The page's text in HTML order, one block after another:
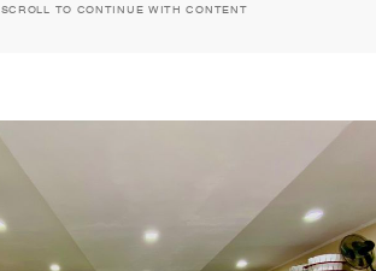
SCROLL TO CONTINUE WITH CONTENT